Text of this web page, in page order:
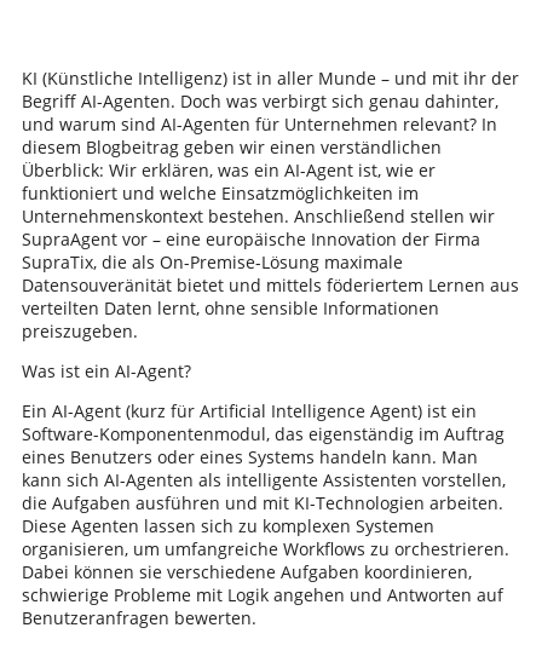
KI (Künstliche Intelligenz) ist in aller Munde – und mit ihr der
Begriff AI-Agenten. Doch was verbirgt sich genau dahinter,
und warum sind AI-Agenten für Unternehmen relevant? In
diesem Blogbeitrag geben wir einen verständlichen
Überblick: Wir erklären, was ein AI-Agent ist, wie er
funktioniert und welche Einsatzmöglichkeiten im
Unternehmenskontext bestehen. Anschließend stellen wir
SupraAgent vor – eine europäische Innovation der Firma
SupraTix, die als On-Premise-Lösung maximale
Datensouveränität bietet und mittels föderiertem Lernen aus
verteilten Daten lernt, ohne sensible Informationen
preiszugeben.
Was ist ein AI-Agent?
Ein AI-Agent (kurz für Artificial Intelligence Agent) ist ein
Software-Komponentenmodul, das eigenständig im Auftrag
eines Benutzers oder eines Systems handeln kann. Man
kann sich AI-Agenten als intelligente Assistenten vorstellen,
die Aufgaben ausführen und mit KI-Technologien arbeiten.
Diese Agenten lassen sich zu komplexen Systemen
organisieren, um umfangreiche Workflows zu orchestrieren.
Dabei können sie verschiedene Aufgaben koordinieren,
schwierige Probleme mit Logik angehen und Antworten auf
Benutzeranfragen bewerten.